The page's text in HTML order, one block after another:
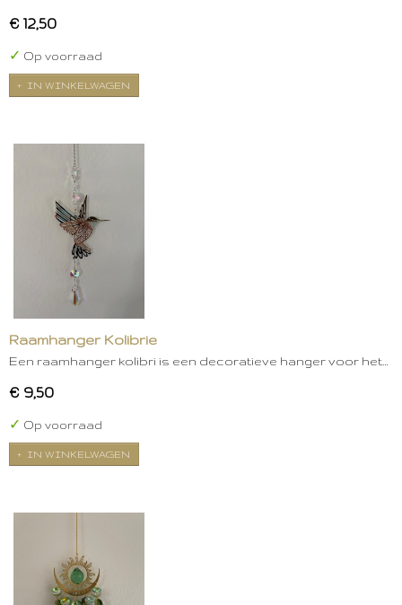
€ 12,50
✓ Op voorraad
IN WINKELWAGEN
Raamhanger Kolibrie
Een raamhanger kolibri is een decoratieve hanger voor het…
€ 9,50
✓ Op voorraad
IN WINKELWAGEN